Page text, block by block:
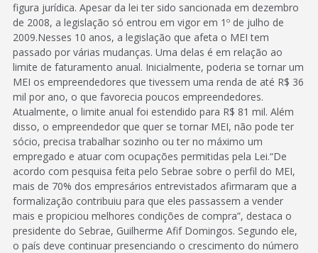
figura jurídica. Apesar da lei ter sido sancionada em dezembro
de 2008, a legislação só entrou em vigor em 1º de julho de
2009.Nesses 10 anos, a legislação que afeta o MEI tem
passado por várias mudanças. Uma delas é em relação ao
limite de faturamento anual. Inicialmente, poderia se tornar um
MEI os empreendedores que tivessem uma renda de até R$ 36
mil por ano, o que favorecia poucos empreendedores.
Atualmente, o limite anual foi estendido para R$ 81 mil. Além
disso, o empreendedor que quer se tornar MEI, não pode ter
sócio, precisa trabalhar sozinho ou ter no máximo um
empregado e atuar com ocupações permitidas pela Lei.“De
acordo com pesquisa feita pelo Sebrae sobre o perfil do MEI,
mais de 70% dos empresários entrevistados afirmaram que a
formalização contribuiu para que eles passassem a vender
mais e propiciou melhores condições de compra”, destaca o
presidente do Sebrae, Guilherme Afif Domingos. Segundo ele,
o país deve continuar presenciando o crescimento do número